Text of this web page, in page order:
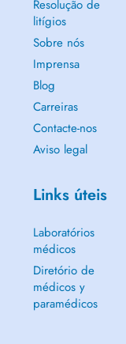
- Estética genital feminina
A primeira consulta
resultando na criação
suas necessidades.
* Esses atos não são
Resolução de
litígios
Sobre nós
Imprensa
Blog
Carreiras
Contacte-nos
Aviso legal
Links úteis
Laboratórios
médicos
Diretório de
médicos y
paramédicos